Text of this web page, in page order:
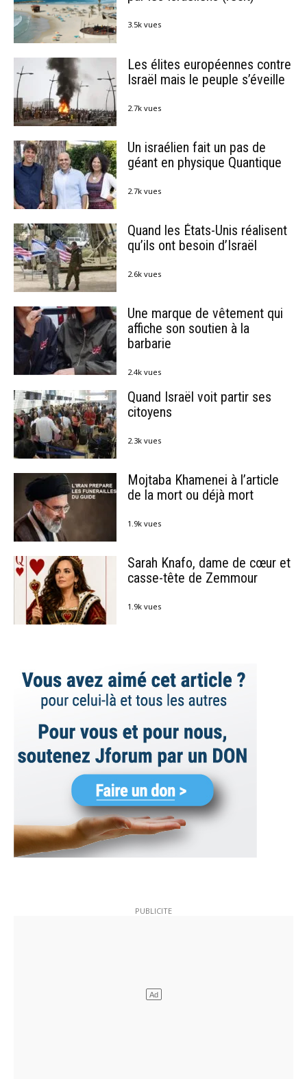
3.5k vues
Les élites européennes contre
Israël mais le peuple s’éveille
2.7k vues
Un israélien fait un pas de
géant en physique Quantique
2.7k vues
Quand les États-Unis réalisent
qu’ils ont besoin d’Israël
2.6k vues
Une marque de vêtement qui
affiche son soutien à la
barbarie
2.4k vues
Quand Israël voit partir ses
citoyens
2.3k vues
Mojtaba Khamenei à l’article
de la mort ou déjà mort
1.9k vues
Sarah Knafo, dame de cœur et
casse-tête de Zemmour
1.9k vues